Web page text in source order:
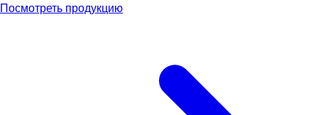
Посмотреть продукцию